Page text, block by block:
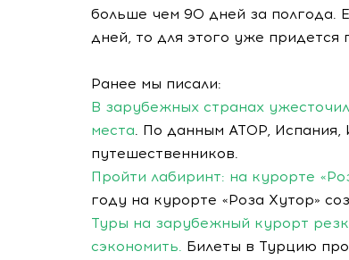
больше чем 90 дней за полгода.
дней, то для этого уже придется
Ранее мы писали:
В зарубежных странах
места. По данным АТОР, Испания,
путешественников.
Пройти лабиринт: на курорте
году на курорте «Роза Хутор»
Туры на зарубежный курорт
сэкономить. Билеты в Турцию